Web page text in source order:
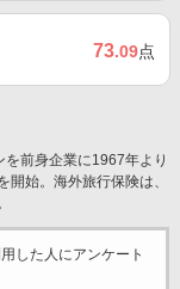
73.09点
前身企業に1967年より
始。海外旅行保険は、
した 人にアンケート